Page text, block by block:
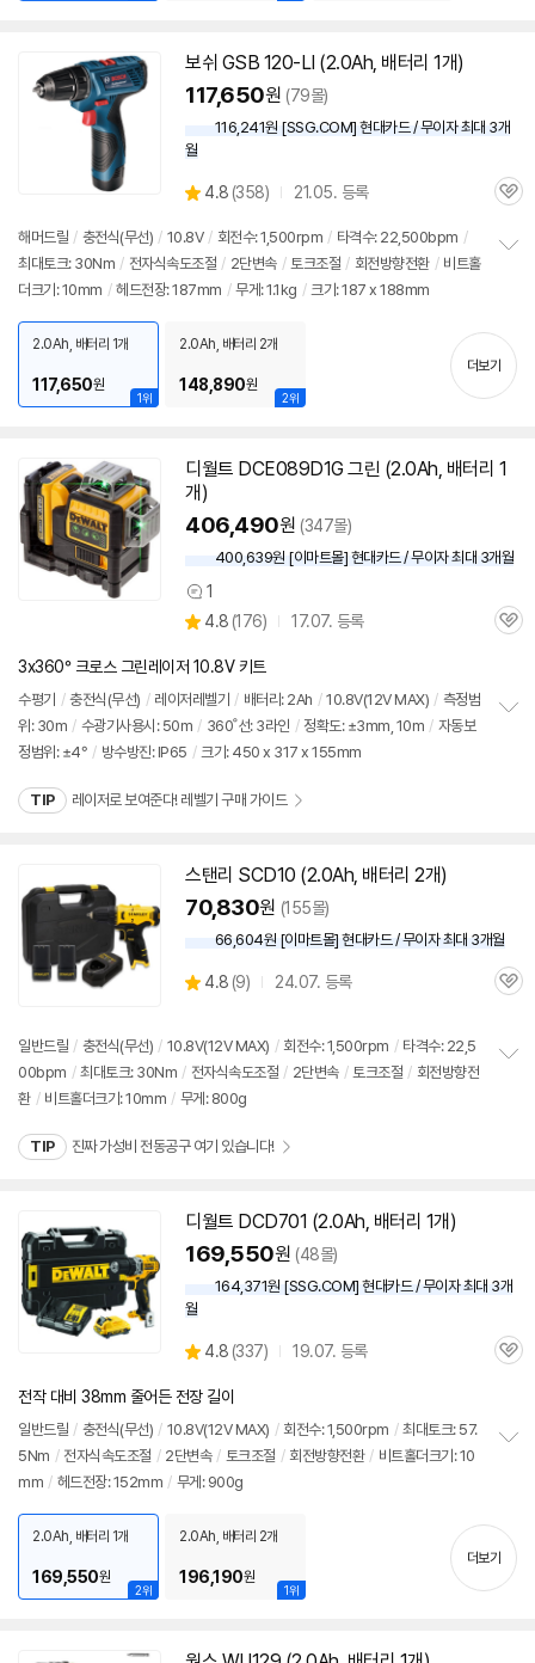
보쉬 GSB 120-LI (2.0Ah, 배터리 1개)
117,650원 (79몰)
116,241원 [SSG.COM] 현대카드 / 무이자 최대 3개
월
별
점
4.8 (상
리
뷰
358) 21.05. 등록
관
해머드릴 / 충전식(무선) / 10.8V / 회전수: 1,500rpm / 타격수: 22,500bpm /
최대토크: 30Nm / 전자식속도조절 / 2단변속 / 토크조절 / 회전방향전환 / 비트홀
더크기: 10mm / 헤드전장: 187mm / 무게: 1.1kg / 크기: 187 x 188mm
기
1위
2.0Ah, 배터리 1개
117,650원
2위
2.0Ah, 배터리 2개
148,890원
더보기
디월트 DCE089D1G 그린 (2.0Ah, 배터리 1
개)
406,490원 (347몰)
400,639원 [이마트몰] 현대카드 / 무이자 최대 3개월
상
품
견
1
별
점
4.8 (상
리
뷰
176) 17.07. 등록
관
3x360° 크로스 그린레이저 10.8V 키트
수평기 / 충전식(무선) / 레이저레벨기 / 배터리: 2Ah / 10.8V(12VMAX) / 측정범
위: 30m / 수광기사용시: 50m / 360˚선: 3라인 / 정확도: ±3mm, 10m / 자동보
정범위: ±4° / 방수방진: IP65 / 크기: 450 x 317 x 155mm
TIP 레이저로 보여준다! 레벨기 구매 가이드
스탠리 SCD10 (2.0Ah, 배터리 2개)
70,830원 (155몰)
66,604원 [이마트몰] 현대카드 / 무이자 최대 3개월
별
4.8 (상
9) 24.07. 등록
관
일반드릴 / 충전식(무선) / 10.8V(12VMAX) / 회전수: 1,500rpm / 타격수: 22,5
00bpm / 최대토크: 30Nm / 전자식속도조절 / 2단변속 / 토크조절 / 회전방향전
환 / 비트홀더크기: 10mm / 무게: 800g
TIP 진짜 가성비 전동공구 여기 있습니다!
디월트 DCD701 (2.0Ah, 배터리 1개)
169,550원 (48몰)
164,371원 [SSG.COM] 현대카드 / 무이자 최대 3개
월
별
점
4.8 (상
뷰
337) 19.07. 등록
관
상
전작 대비 38mm 줄어든 전장 길이
일반드릴 / 충전식(무선) / 10.8V(12VMAX) / 회전수: 1,500rpm / 최대토크: 57.
5Nm / 전자식속도조절 / 2단변속 / 토크조절 / 회전방향전환 / 비트홀더크기: 10
mm / 헤드전장: 152mm / 무게: 900g
기
2위
2.0Ah, 배터리 1개
169,550원
1위
2.0Ah, 배터리 2개
196,190원
더보기